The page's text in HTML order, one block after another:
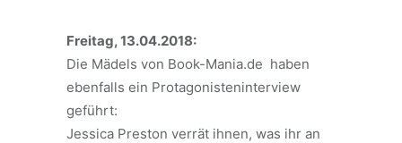
Freitag, 13.04.2018:
Die Mädels von Book-Mania.de haben
ebenfalls ein Protagonisteninterview
geführt:
Jessica Preston verrät ihnen, was ihr an